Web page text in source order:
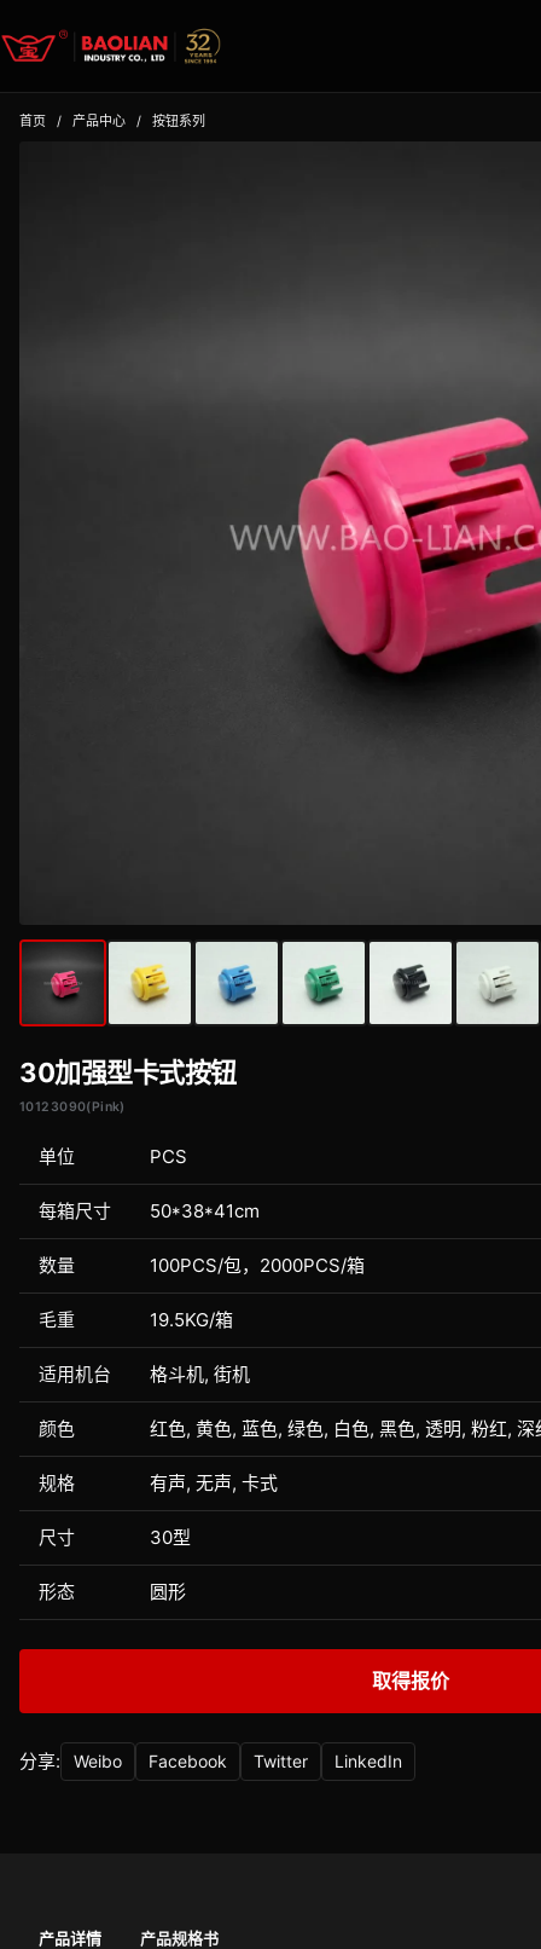
首页 / 产品中心 / 按钮系列
30加强型卡式按钮
10123090(Pink)
单位 PCS
每箱尺寸 50*38*41cm
数量 100PCS/包，2000PCS/箱
毛重 19.5KG/箱
适用机台 格斗机, 街机
颜色 红色, 黄色, 蓝色, 绿色, 白色, 黑色, 透明, 粉红, 深
规格 有声, 无声, 卡式
尺寸 30型
形态 圆形
取得报价
分享: Weibo Facebook Twitter LinkedIn
产品详情 产品规格书